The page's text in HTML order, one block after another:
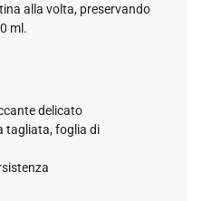
alla volta, preservando
ml.
delicato
tagliata, foglia di